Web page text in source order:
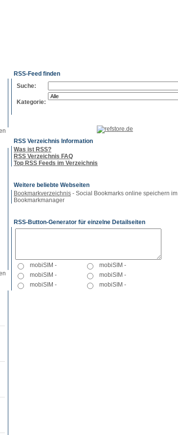
RSS-Feed finden
Suche:
Kategorie:
RSS Verzeichnis Information
Was ist RSS?
RSS Verzeichnis FAQ
Top RSS Feeds im Verzeichnis
Weitere beliebte Webseiten
Bookmarkverzeichnis - Social Bookmarks online speichern im
Bookmarkmanager
RSS-Button-Generator für einzelne Detailseiten